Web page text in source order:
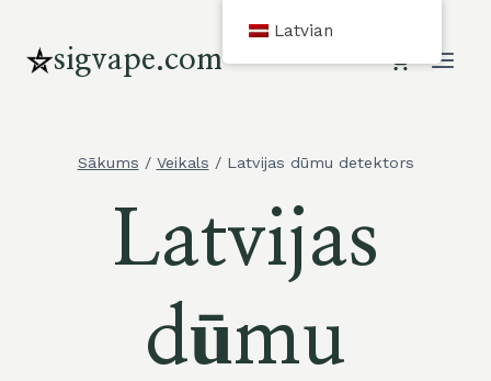
saturusigvape.com
Sākums / Veikals / Latvijas dūmu detektors
Latvijas
dūmu
Latvian